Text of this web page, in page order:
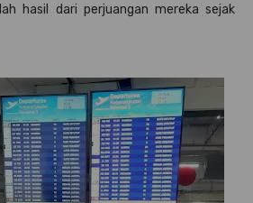
hasil dari perjuangan mereka sejak